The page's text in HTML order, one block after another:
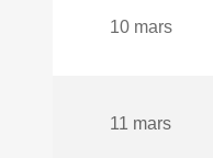
10 mars
11 mars